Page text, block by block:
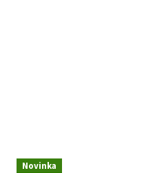
Novinka